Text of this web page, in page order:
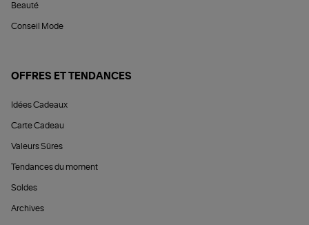
Beauté
Conseil Mode
OFFRES ET TENDANCES
Idées Cadeaux
Carte Cadeau
Valeurs Sûres
Tendances du moment
Soldes
Archives